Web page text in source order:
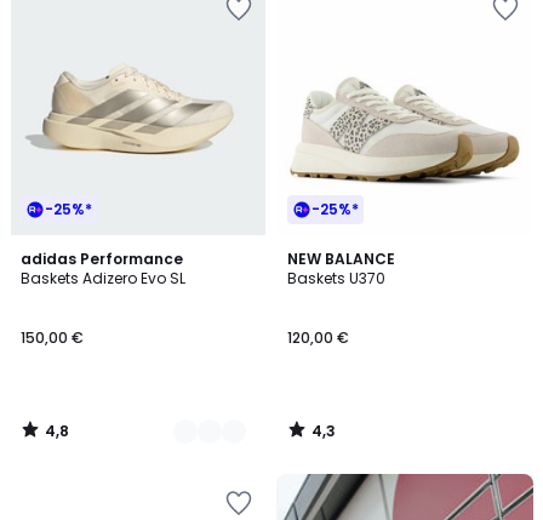
-25%*
adidas Performance
Baskets Adizero Evo SL
150,00 €
4,8
/ 5
10
Couleurs
4,8
/
-25%*
NEW BALANCE
Baskets U370
120,00 €
4,3
/ 5
4,3
/
Nouveau